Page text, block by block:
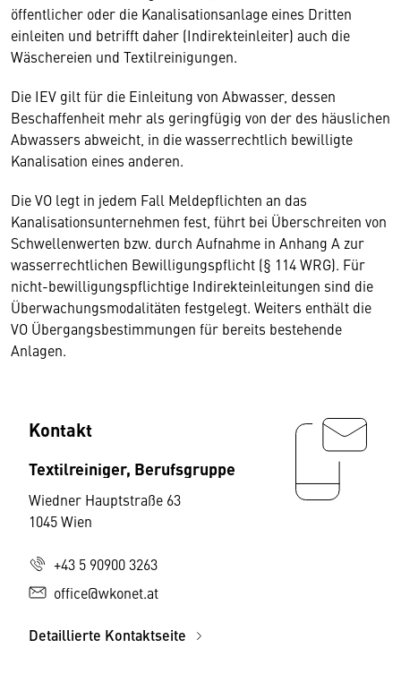
öffentlicher oder die Kanalisationsanlage eines Dritten
einleiten und betrifft daher (Indirekteinleiter) auch die
Wäschereien und Textilreinigungen.
Die IEV gilt für die Einleitung von Abwasser, dessen
Beschaffenheit mehr als geringfügig von der des häuslichen
Abwassers abweicht, in die wasserrechtlich bewilligte
Kanalisation eines anderen.
Die VO legt in jedem Fall Meldepflichten an das
Kanalisationsunternehmen fest, führt bei Überschreiten von
Schwellenwerten bzw. durch Aufnahme in Anhang A zur
wasserrechtlichen Bewilligungspflicht (§ 114 WRG). Für
nicht-bewilligungspflichtige Indirekteinleitungen sind die
Überwachungsmodalitäten festgelegt. Weiters enthält die
VO Übergangsbestimmungen für bereits bestehende
Anlagen.
Kontakt
Textilreiniger, Berufsgruppe
Wiedner Hauptstraße 63
1045 Wien
+43 5 90900 3263
office@wkonet.at
Detaillierte Kontaktseite